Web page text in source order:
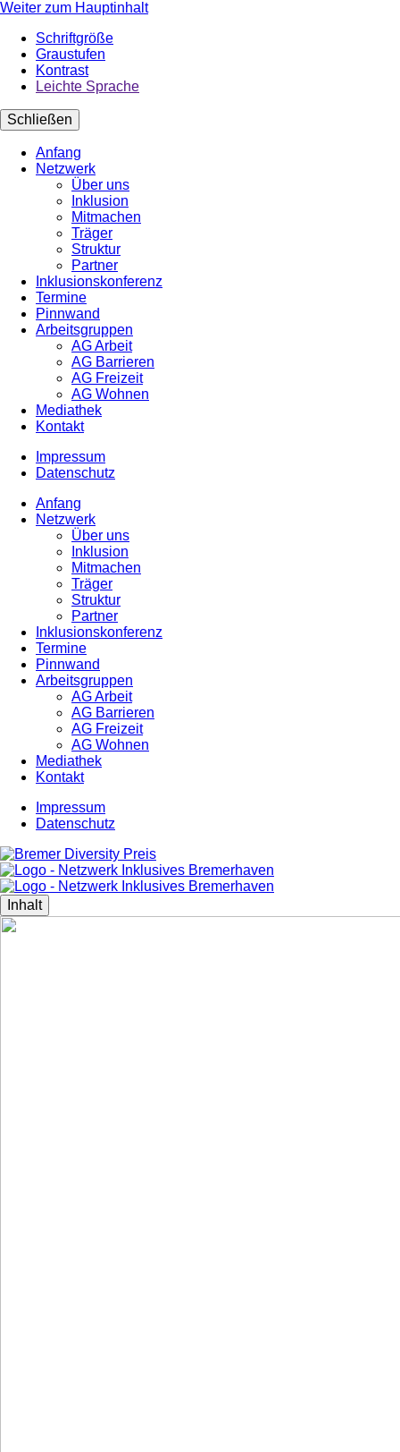
Weiter zum Hauptinhalt
Schriftgröße
Graustufen
Kontrast
Leichte Sprache
Schließen
Anfang
Netzwerk
Über uns
Inklusion
Mitmachen
Träger
Struktur
Partner
Inklusionskonferenz
Termine
Pinnwand
Arbeitsgruppen
AG Arbeit
AG Barrieren
AG Freizeit
AG Wohnen
Mediathek
Kontakt
Impressum
Datenschutz
Anfang
Netzwerk
Über uns
Inklusion
Mitmachen
Träger
Struktur
Partner
Inklusionskonferenz
Termine
Pinnwand
Arbeitsgruppen
AG Arbeit
AG Barrieren
AG Freizeit
AG Wohnen
Mediathek
Kontakt
Impressum
Datenschutz
Inhalt